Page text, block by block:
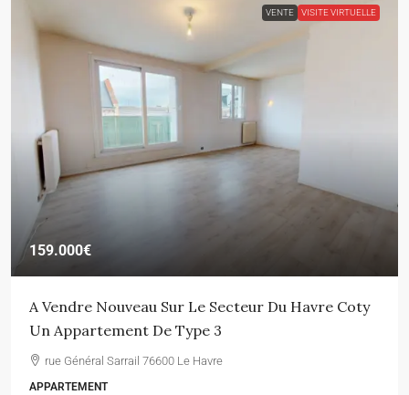
VENTE VISITE VIRTUELLE
159.000€
A Vendre Nouveau Sur Le Secteur Du Havre Coty
Un Appartement De Type 3
rue Général Sarrail 76600 Le Havre
APPARTEMENT